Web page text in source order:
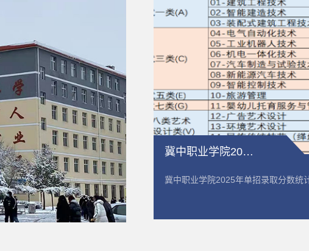
冀中职业学院2025年单招录取分数统计
冀中职业学院2025年单招录取分数统